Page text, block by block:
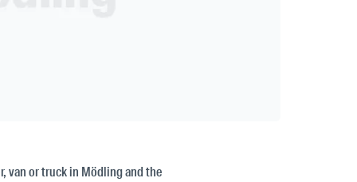
van or truck in Mödling and the